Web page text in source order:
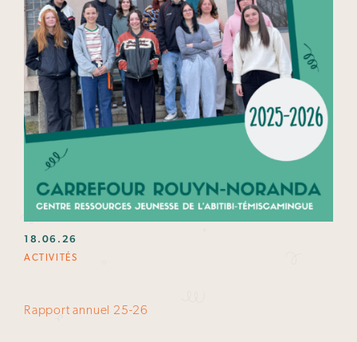
18.06.26
ACTIVITÉS
Rapport annuel 25-26